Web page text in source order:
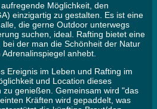
Möglichkeit, den
einzigartig zu gestalten. Es ist eine
die gerne Outdoor unterwegs
suchen, ideal. Rafting bietet eine
der man die Schönheit der Natur
anhebt.
Ereignis im Leben und Rafting im
und Location dieses
genießen. Gemeinsam wird "das
Kräften wird gepaddelt, was